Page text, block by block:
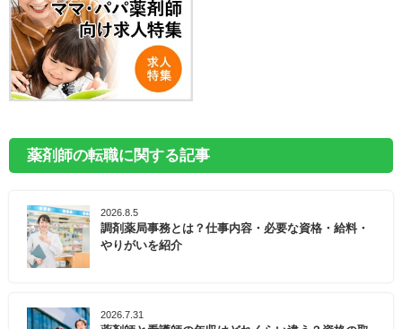
薬剤師の転職に関する記事
2026.8.5
調剤薬局事務とは？仕事内容・必要な資格・給料・
やりがいを紹介
2026.7.31